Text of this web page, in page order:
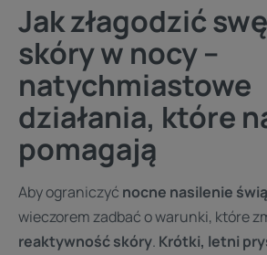
Jak złagodzić
skóry w nocy –
natychmiastowe
działania, które
pomagają
Aby ograniczyć nocne nasilenie
wieczorem zadbać o warunki, które
reaktywność skóry. Krótki, letni